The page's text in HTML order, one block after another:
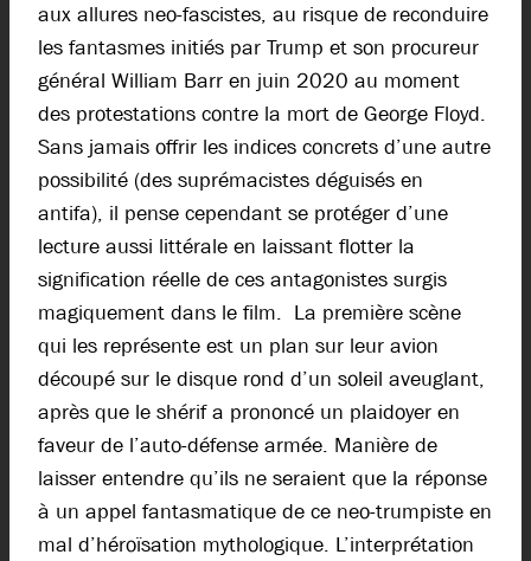
aux allures neo-fascistes, au risque de reconduire
les fantasmes initiés par Trump et son procureur
général William Barr en juin 2020 au moment
des protestations contre la mort de George Floyd.
Sans jamais offrir les indices concrets d’une autre
possibilité (des suprémacistes déguisés en
antifa), il pense cependant se protéger d’une
lecture aussi littérale en laissant flotter la
signification réelle de ces antagonistes surgis
magiquement dans le film. La première scène
qui les représente est un plan sur leur avion
découpé sur le disque rond d’un soleil aveuglant,
après que le shérif a prononcé un plaidoyer en
faveur de l’auto-défense armée. Manière de
laisser entendre qu’ils ne seraient que la réponse
à un appel fantasmatique de ce neo-trumpiste en
mal d’héroïsation mythologique. L’interprétation